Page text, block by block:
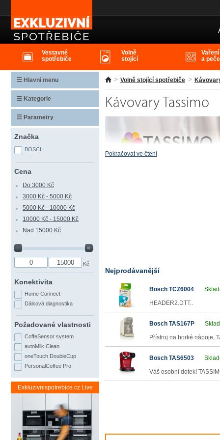
Kávovary Tassimo
Vestavné
spotřebiče
Volně
stojící
Vaření
a
Volně stojící spotřebiče
Kávovary Tassimo
Váš
horkým
mnohaleté
espresso,
můžete si s
chuť i veškerou
Vítejte ve světě
Váš oblíbený horký nápoj
zjistěte, který model
Pokračovat ve čtení
Nejprodávanější
Bosch TCZ6004
HEADER2.DTT..
Bosch TAS167P
Přístroj na horké nápoje,
Bosch TAS6503
Váš osobní dotek!
☰ Hlavní menu
☰ Kategorie
☰ Parametry
Značka
BOSCH
Cena
Do 3000 Kč
3000 Kč - 5000 Kč
5000 Kč - 10000 Kč
10000 Kč - 15000 Kč
Nad 15000 Kč
Kč
Konektivita
Home Connect
Dálková diagnostika
Požadované vlastnosti
CoffeSensor system
autoMilk Clean
oneTouch DoubleCup
PersonalCoffee Pro
Exkluzivnispotrebice.cz Live